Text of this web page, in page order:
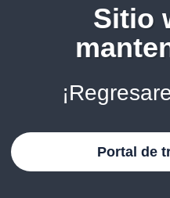
Sitio
Portal de